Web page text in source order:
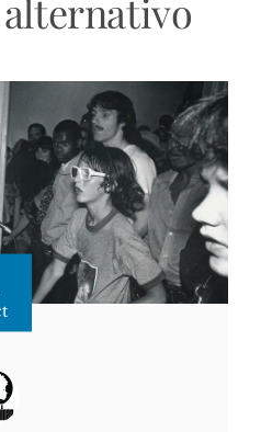
alternativo